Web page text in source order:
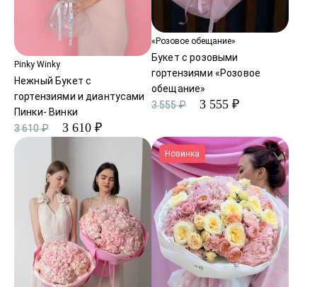
Pinky Winky
Нежный Букет с
гортензиями и диантусами
Пинки- Винки
3 610 ₽
3 610 ₽
«Розовое обещание»
Букет с розовыми
гортензиями «Розовое
обещание»
3 555 ₽
3 555 ₽
Новинка